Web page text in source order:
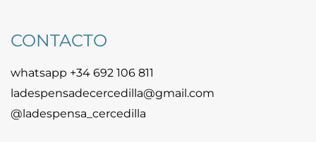
CONTACTO
whatsapp +34 692 106 811
ladespensadecercedilla@gmail.com
@ladespensa_cercedilla